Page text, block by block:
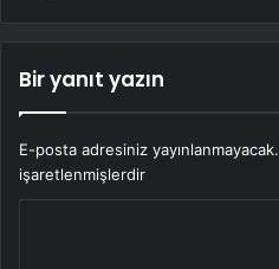
Bir yanıt yazın
E-posta adresiniz yayınlanmayacak.
işaretlenmişlerdir